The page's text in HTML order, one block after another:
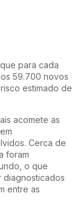
para cada
59.700 novos
estimado de
acomete as
Cerca de
foram
o que
entre as